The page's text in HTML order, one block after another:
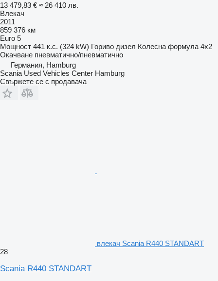
13 479,83 € ≈ 26 410 лв.
Влекач
2011
859 376 км
Euro 5
Мощност 441 к.с. (324 kW) Гориво дизел Колесна формула 4x2
Окачване пневматично/пневматично
Германия, Hamburg
Scania Used Vehicles Center Hamburg
Свържете се с продавача
влекач Scania R440 STANDART
28
Scania R440 STANDART